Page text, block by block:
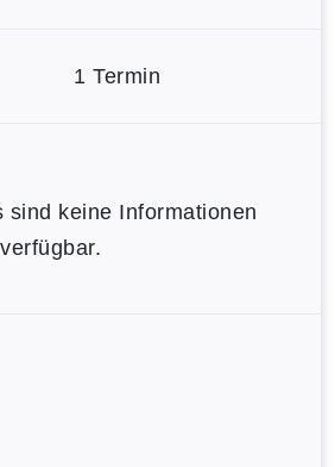
1 Termin
sind keine Informationen